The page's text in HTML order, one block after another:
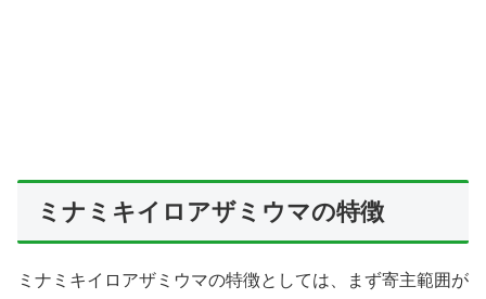
ミナミキイロアザミウマの特徴
ミナミキイロアザミウマの特徴としては、まず寄主範囲が